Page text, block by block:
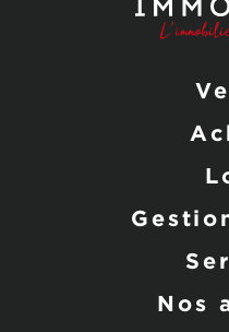
Nos